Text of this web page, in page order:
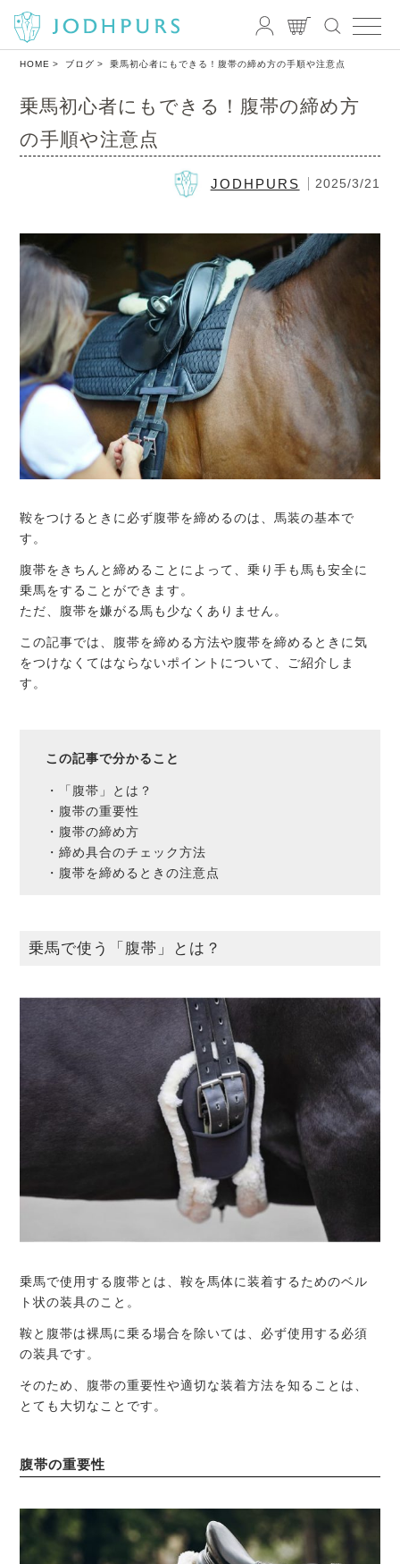
HOME ブログ 乗馬初心者にもできる！腹帯の締め方の手順や注意点
乗馬初心者にもできる！腹帯の締め方
の手順や注意点
JODHPURS 2025/3/21
鞍をつけるときに必ず腹帯を締めるのは、馬装の基本で
す。
腹帯をきちんと締めることによって、乗り手も馬も安全に
乗馬をすることができます。
ただ、腹帯を嫌がる馬も少なくありません。
この記事では、腹帯を締める方法や腹帯を締めるときに気
をつけなくてはならないポイントについて、ご紹介しま
す。
この記事で分かること
・「腹帯」とは？
・腹帯の重要性
・腹帯の締め方
・締め具合のチェック方法
・腹帯を締めるときの注意点
乗馬で使う「腹帯」とは？
乗馬で使用する腹帯とは、鞍を馬体に装着するためのベル
ト状の装具のこと。
鞍と腹帯は裸馬に乗る場合を除いては、必ず使用する必須
の装具です。
そのため、腹帯の重要性や適切な装着方法を知ることは、
とても大切なことです。
腹帯の重要性